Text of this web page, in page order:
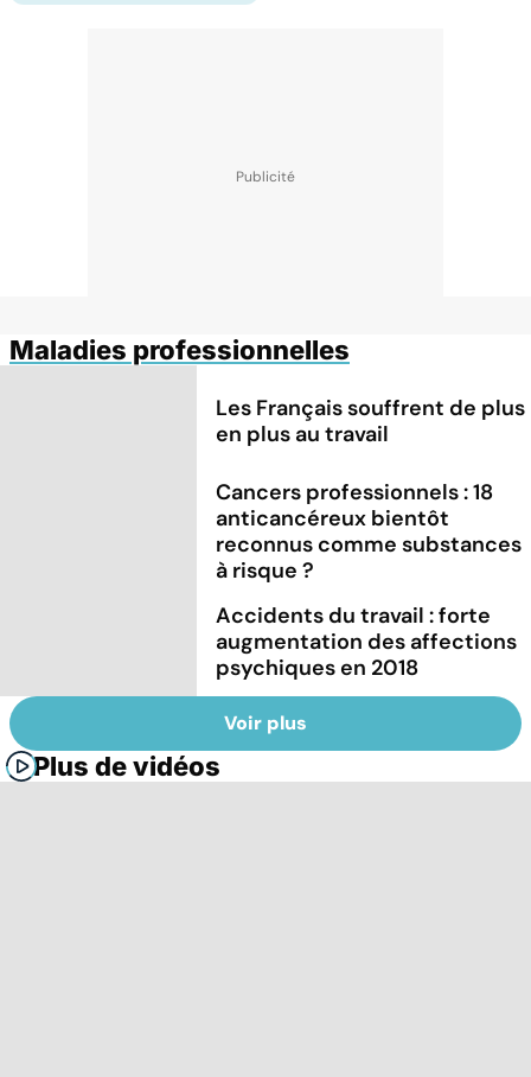
Maladies professionnelles
Les Français souffrent de plus
en plus au travail
Cancers professionnels : 18
anticancéreux bientôt
reconnus comme substances
à risque ?
Accidents du travail : forte
augmentation des affections
psychiques en 2018
Voir plus
Plus de vidéos